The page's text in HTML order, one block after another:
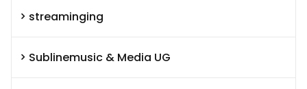
streaminging
Sublinemusic & Media UG